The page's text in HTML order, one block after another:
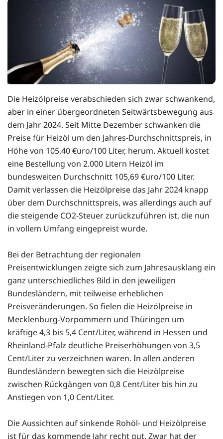
Die Heizölpreise verabschieden sich zwar schwankend,
aber in einer übergeordneten Seitwärtsbewegung aus
dem Jahr 2024. Seit Mitte Dezember schwanken die
Preise für Heizöl um den Jahres-Durchschnittspreis, in
Höhe von 105,40 €uro/100 Liter, herum. Aktuell kostet
eine Bestellung von 2.000 Litern Heizöl im
bundesweiten Durchschnitt 105,69 €uro/100 Liter.
Damit verlassen die Heizölpreise das Jahr 2024 knapp
über dem Durchschnittspreis, was allerdings auch auf
die steigende CO2-Steuer zurückzuführen ist, die nun
in vollem Umfang eingepreist wurde.
Bei der Betrachtung der regionalen
Preisentwicklungen zeigte sich zum Jahresausklang ein
ganz unterschiedliches Bild in den jeweiligen
Bundesländern, mit teilweise erheblichen
Preisveränderungen. So fielen die Heizölpreise in
Mecklenburg-Vorpommern und Thüringen um
kräftige 4,3 bis 5,4 Cent/Liter, während in Hessen und
Rheinland-Pfalz deutliche Preiserhöhungen von 3,5
Cent/Liter zu verzeichnen waren. In allen anderen
Bundesländern bewegten sich die Heizölpreise
zwischen Rückgängen von 0,8 Cent/Liter bis hin zu
Anstiegen von 1,0 Cent/Liter.
Die Aussichten auf sinkende Rohöl- und Heizölpreise
ist für das kommende Jahr recht gut. Zwar hat der